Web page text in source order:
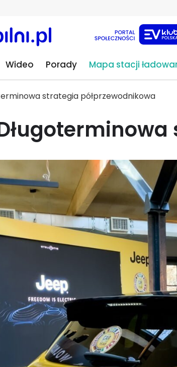
Wideo Porady Mapa stacji
strategia półprzewodnikowa